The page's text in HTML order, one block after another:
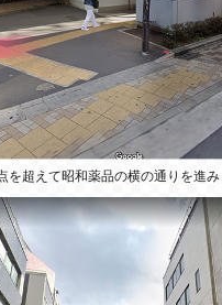
超えて昭和薬品の横の通りを進み